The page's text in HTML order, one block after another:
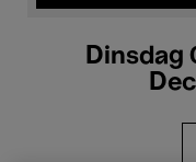
Dinsdag